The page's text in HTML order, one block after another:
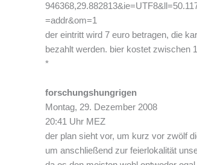
=addr&om=1
der eintritt wird 7 euro betragen, die
bezahlt werden. bier kostet zwischen
*
forschungshungrigen
Montag, 29. Dezember 2008
20:41 Uhr MEZ
der plan sieht vor, um kurz vor zwölf
um anschließend zur feierlokalität